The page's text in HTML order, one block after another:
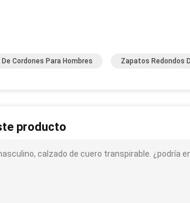
Cordones Para Hombres Zapatos Redondos
producto
calzado de cuero transpirable. ¿podría